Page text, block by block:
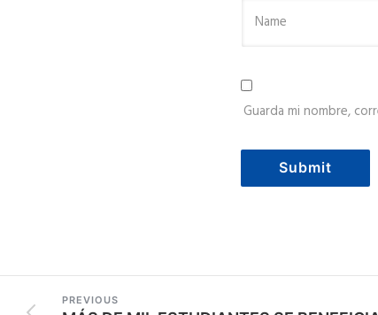
Guarda mi nombre,
PREVIOUS